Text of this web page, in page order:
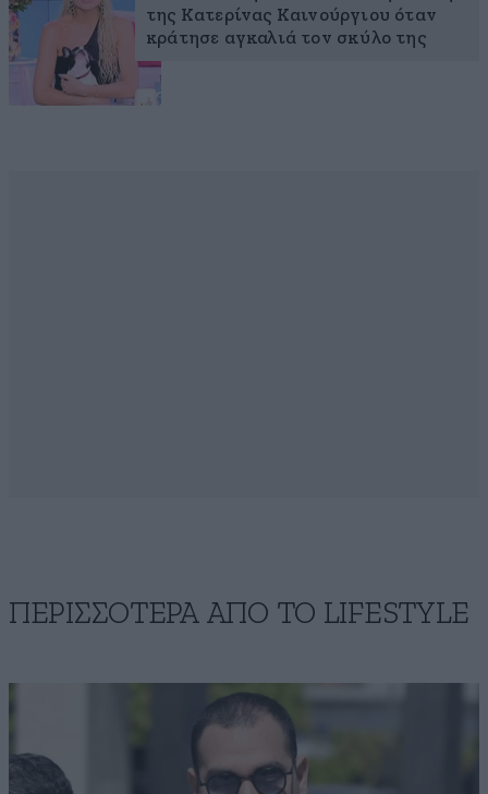
της Κατερίνας Καινούργιου όταν
κράτησε αγκαλιά τον σκύλο της
ΠΕΡΙΣΣΟΤΕΡΑ ΑΠΟ ΤΟ LIFESTYLE